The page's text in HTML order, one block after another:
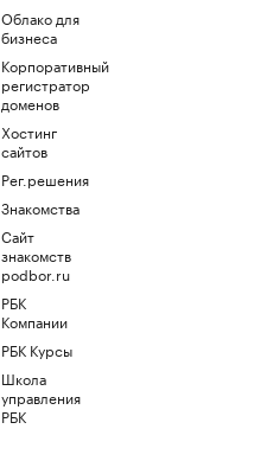
Облако для
бизнеса
Корпоративный
регистратор
доменов
Хостинг
сайтов
Рег.решения
Знакомства
Сайт
знакомств
podbor.ru
РБК
Компании
РБК Курсы
Школа
управления
РБК